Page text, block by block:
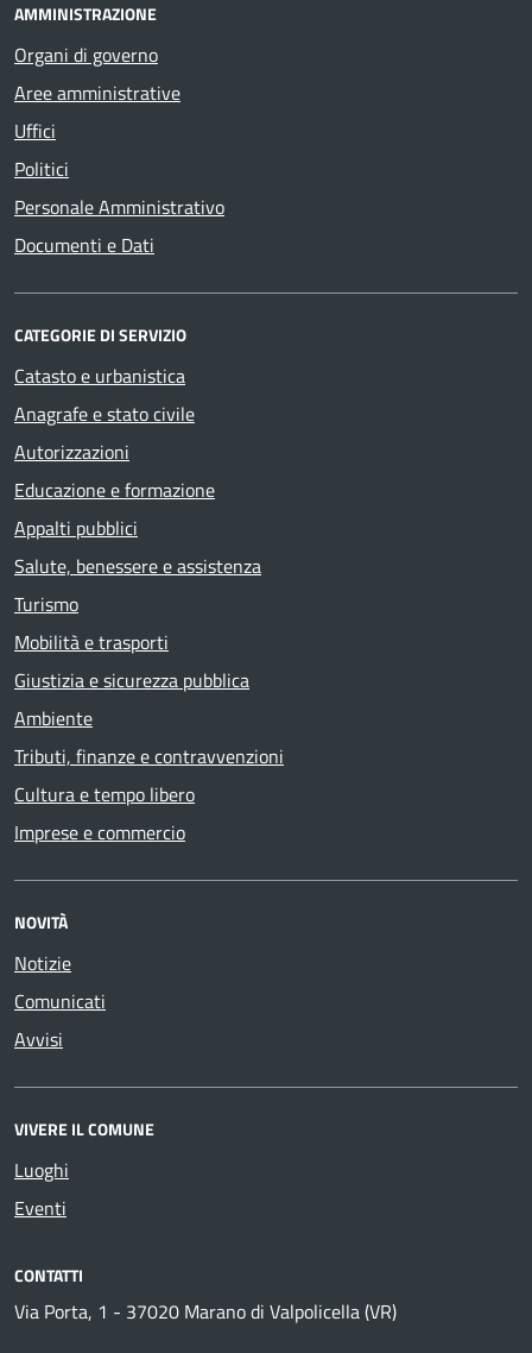
AMMINISTRAZIONE
Organi di governo
Aree amministrative
Uffici
Politici
Personale Amministrativo
Documenti e Dati
CATEGORIE DI SERVIZIO
Catasto e urbanistica
Anagrafe e stato civile
Autorizzazioni
Educazione e formazione
Appalti pubblici
Salute, benessere e assistenza
Turismo
Mobilità e trasporti
Giustizia e sicurezza pubblica
Ambiente
Tributi, finanze e contravvenzioni
Cultura e tempo libero
Imprese e commercio
NOVITÀ
Notizie
Comunicati
Avvisi
VIVERE IL COMUNE
Luoghi
Eventi
CONTATTI
Via Porta, 1 - 37020 Marano di Valpolicella (VR)